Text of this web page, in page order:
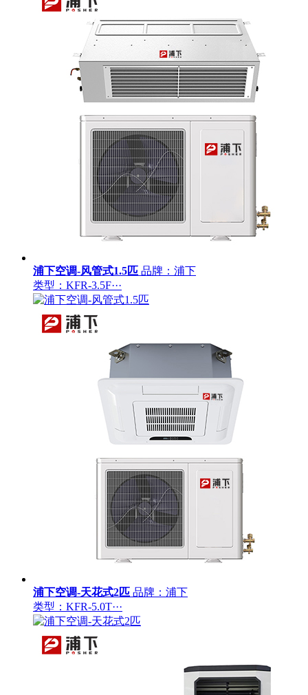
浦下空调-风管式1.5匹 品牌：浦下
类型：KFR-3.5F···
浦下空调-天花式2匹 品牌：浦下
类型：KFR-5.0T···